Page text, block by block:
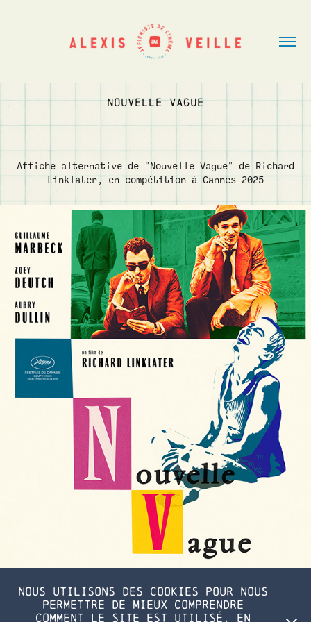
NOUVELLE VAGUE
Affiche alternative de "Nouvelle Vague" de Richard
Linklater, en compétition à Cannes 2025
Nous utilisons des cookies pour nous
permettre de mieux comprendre
comment le site est utilisé. En